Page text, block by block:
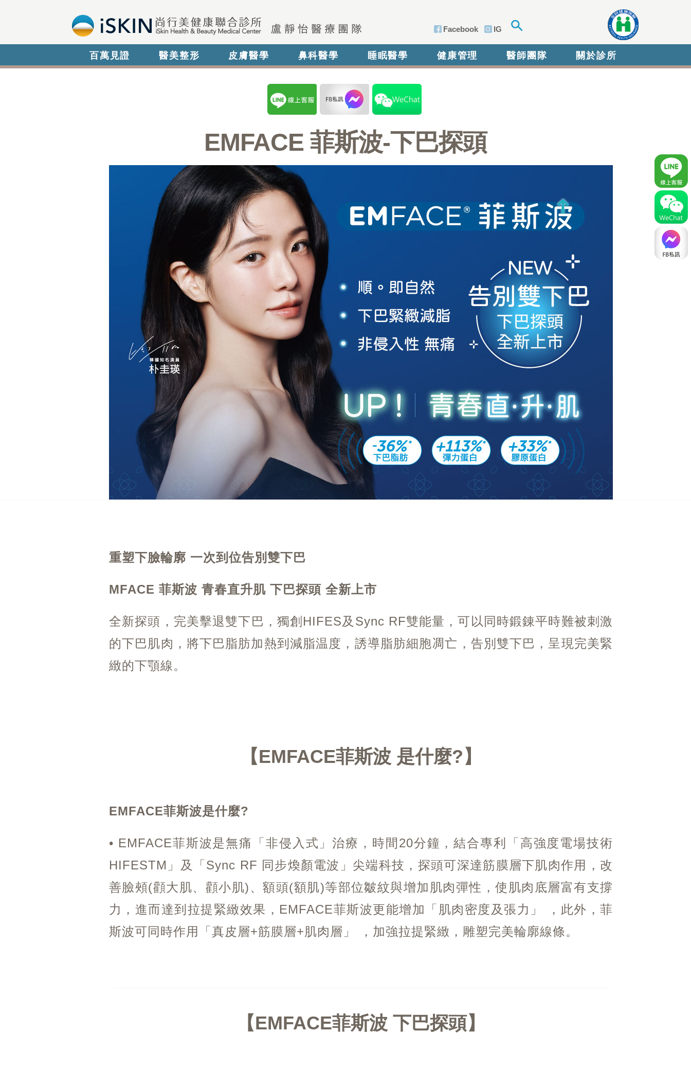
Facebook IG
百萬見證 醫美整形 皮膚醫學 鼻科醫學 睡眠醫學 健康管理 醫師團隊 關於診所
EMFACE 菲斯波-下巴探頭
重塑下臉輪廓 一次到位告別雙下巴
MFACE 菲斯波 青春直升肌 下巴探頭 全新上市
全新探頭，完美擊退雙下巴，獨創HIFES及Sync RF雙能量，可以同時鍛錬平時難被刺激
的下巴肌肉，將下巴脂肪加熱到減脂温度，誘導脂肪細胞凋亡，告別雙下巴，呈現完美緊
緻的下顎線。
EMFACE菲斯波 是什麼?
EMFACE菲斯波是什麼?
• EMFACE菲斯波是無痛「非侵入式」治療，時間20分鐘，結合專利「高強度電場技術
HIFESTM」及「Sync RF 同步煥顏電波」尖端科技，探頭可深達筋膜層下肌肉作用，改
善臉頰(顴大肌、顴小肌)、額頭(額肌)等部位皺紋與增加肌肉彈性，使肌肉底層富有支撐
力，進而達到拉提緊緻效果，EMFACE菲斯波更能增加「肌肉密度及張力」 ，此外，菲
斯波可同時作用「真皮層+筋膜層+肌肉層」 ，加強拉提緊緻，雕塑完美輪廓線條。
EMFACE菲斯波 下巴探頭